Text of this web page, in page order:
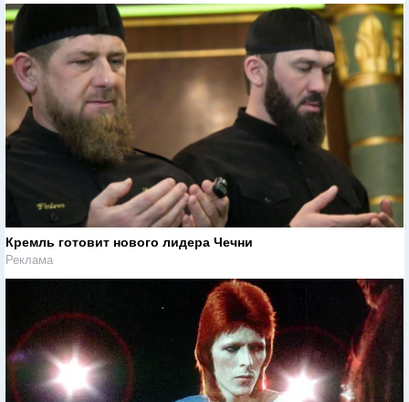
Кремль готовит нового лидера Чечни
Реклама